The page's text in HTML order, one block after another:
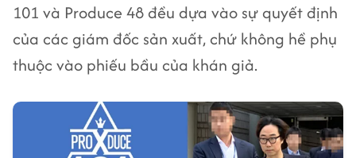
101 và Produce 48 đều dựa vào sự quyết định
của các giám đốc sản xuất, chứ không hề phụ
thuộc vào phiếu bầu của khán giả.